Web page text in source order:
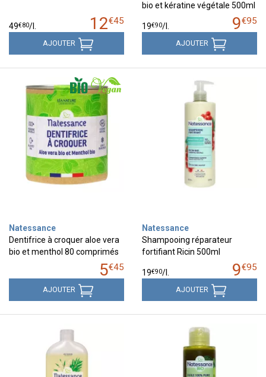
12€45
49€80/
AJOUTER
bio et kératine végétale 500ml
9€95
19€90/
AJOUTER
Natessance
Dentifrice à croquer aloe vera
bio et menthol 80 comprimés
5€45
AJOUTER
Natessance
Shampooing réparateur
fortifiant Ricin 500ml
9€95
19€90/
AJOUTER